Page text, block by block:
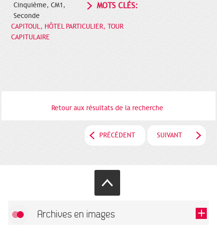
Cinquième, CM1,
Seconde
MOTS CLÉS:
CAPITOUL, HÔTEL PARTICULIER, TOUR
CAPITULAIRE
Retour aux résultats de la recherche
PRÉCÉDENT SUIVANT
Archives en images